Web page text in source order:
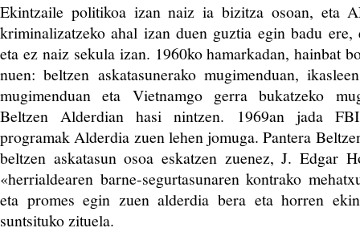
Ekintzaile politikoa izan naiz ia bizitza osoan, eta
kriminalizatzeko ahal izan duen guztia egin badu
eta ez naiz sekula izan. 1960ko hamarkadan, hainbat
nuen: beltzen askatasunerako mugimenduan,
mugimenduan eta Vietnamgo gerra bukatzeko
Beltzen Alderdian hasi nintzen. 1969an jada
programak Alderdia zuen lehen jomuga. Pantera
beltzen askatasun osoa eskatzen zuenez, J. Edgar
«herrialdearen barne-segurtasunaren kontrako
eta promes egin zuen alderdia bera eta horren
suntsituko zituela.